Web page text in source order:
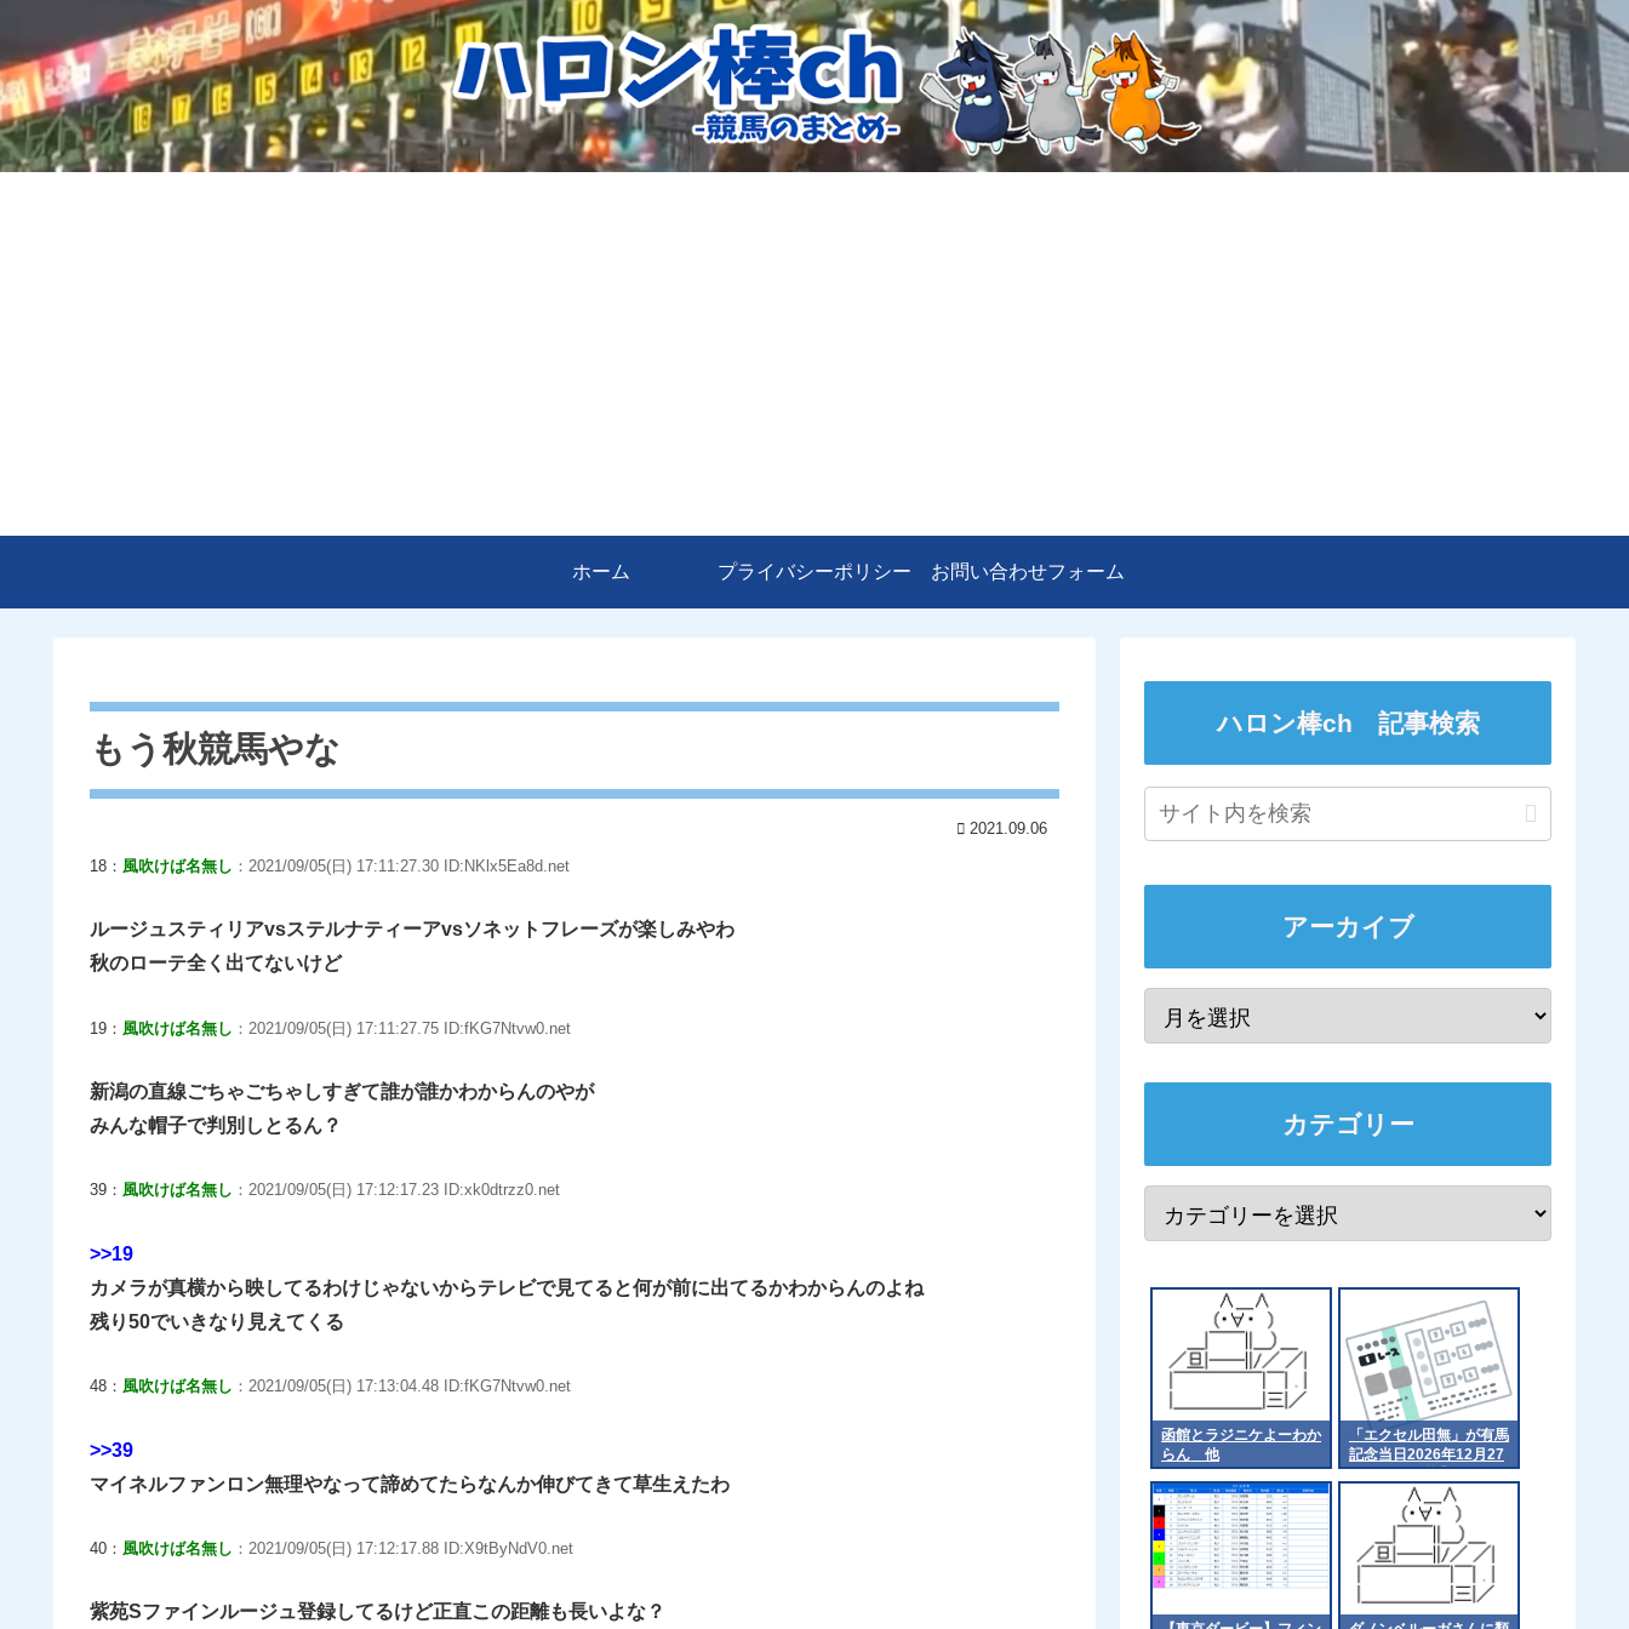
ホーム プライバシーポリシー お問い合わせフォーム
もう秋競馬やな
2021.09.06
18： 風吹けば名無し ：2021/09/05(日) 17:11:27.30 ID:NKlx5Ea8d.net
ルージュスティリアvsステルナティーアvsソネットフレーズが楽しみやわ
秋のローテ全く出てないけど
19： 風吹けば名無し ：2021/09/05(日) 17:11:27.75 ID:fKG7Ntvw0.net
新潟の直線ごちゃごちゃしすぎて誰が誰かわからんのやが
みんな帽子で判別しとるん？
39： 風吹けば名無し ：2021/09/05(日) 17:12:17.23 ID:xk0dtrzz0.net
>>19
カメラが真横から映してるわけじゃないからテレビで見てると何が前に出てるかわからんのよね
残り50でいきなり見えてくる
48： 風吹けば名無し ：2021/09/05(日) 17:13:04.48 ID:fKG7Ntvw0.net
>>39
マイネルファンロン無理やなって諦めてたらなんか伸びてきて草生えたわ
40： 風吹けば名無し ：2021/09/05(日) 17:12:17.88 ID:X9tByNdV0.net
紫苑Sファインルージュ登録してるけど正直この距離も長いよな？
ハロン棒ch 記事検索
アーカイブ
カテゴリー
函館とラジニケよーわか
らん 他
「エクセル田無」が有馬
記念当日2026年12月27
日をもって営業終了